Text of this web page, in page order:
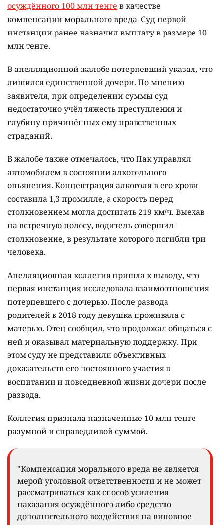
осуждённого 100 млн тенге в качестве
компенсации морального вреда. Суд первой
инстанции ранее назначил выплату в размере 10
млн тенге.
В апелляционной жалобе потерпевший указал, что
лишился единственной дочери. По мнению
заявителя, при определении суммы суд
недостаточно учёл тяжесть преступления и
глубину причинённых ему нравственных
страданий.
В жалобе также отмечалось, что Пак управлял
автомобилем в состоянии алкогольного
опьянения. Концентрация алкоголя в его крови
составила 1,3 промилле, а скорость перед
столкновением могла достигать 219 км/ч. Выехав
на встречную полосу, водитель совершил
столкновение, в результате которого погибли три
человека.
Апелляционная коллегия пришла к выводу, что
первая инстанция исследовала взаимоотношения
потерпевшего с дочерью. После развода
родителей в 2018 году девушка проживала с
матерью. Отец сообщил, что продолжал общаться с
ней и оказывал материальную поддержку. При
этом суду не представили объективных
доказательств его постоянного участия в
воспитании и повседневной жизни дочери после
развода.
Коллегия признала назначенные 10 млн тенге
разумной и справедливой суммой.
"Компенсация морального вреда не является
мерой уголовной ответственности и не может
рассматриваться как способ усиления
наказания осуждённого либо средство
дополнительного воздействия на виновное